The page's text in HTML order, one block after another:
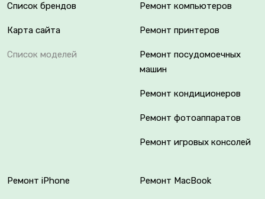
Список брендов
Карта сайта
Список моделей
Ремонт компьютеров
Ремонт принтеров
Ремонт посудомоечных
машин
Ремонт кондиционеров
Ремонт фотоаппаратов
Ремонт игровых консолей
Ремонт iPhone Ремонт MacBook